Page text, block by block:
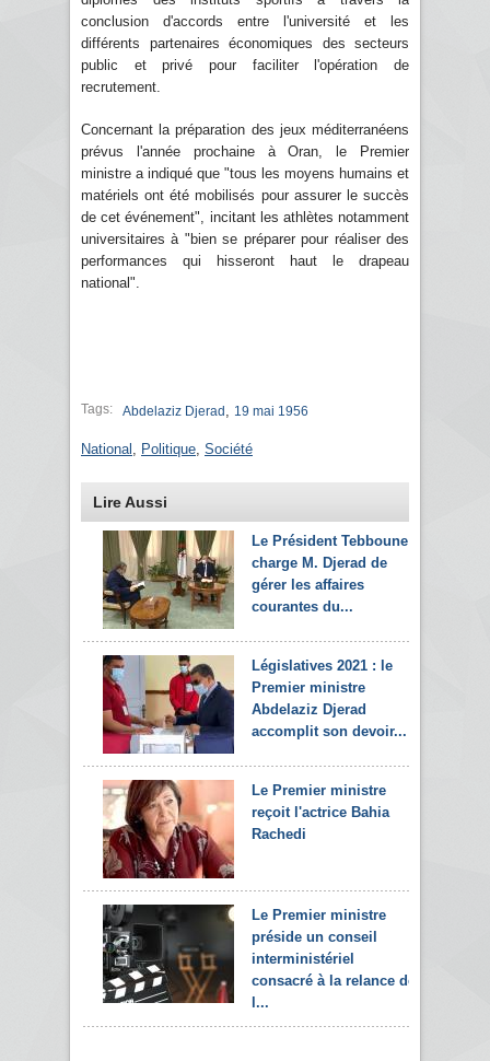
conclusion d'accords entre l'université et les
différents partenaires économiques des secteurs
public et privé pour faciliter l'opération de
recrutement.
Concernant la préparation des jeux méditerranéens
prévus l'année prochaine à Oran, le Premier
ministre a indiqué que "tous les moyens humains et
matériels ont été mobilisés pour assurer le succès
de cet événement", incitant les athlètes notamment
universitaires à "bien se préparer pour réaliser des
performances qui hisseront haut le drapeau
national".
Tags: Abdelaziz Djerad 19 mai 1956
National Politique Société
Lire Aussi
Le Président Tebboune
charge M. Djerad de
gérer les affaires
courantes du...
Législatives 2021 : le
Premier ministre
Abdelaziz Djerad
accomplit son devoir...
Le Premier ministre
reçoit l'actrice Bahia
Rachedi
Le Premier ministre
préside un conseil
interministériel
consacré à la relance de
l...